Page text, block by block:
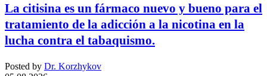
La citisina es un fármaco nuevo y bueno para el
tratamiento de la adicción a la nicotina en la
lucha contra el tabaquismo.
Posted by Dr. Korzhykov